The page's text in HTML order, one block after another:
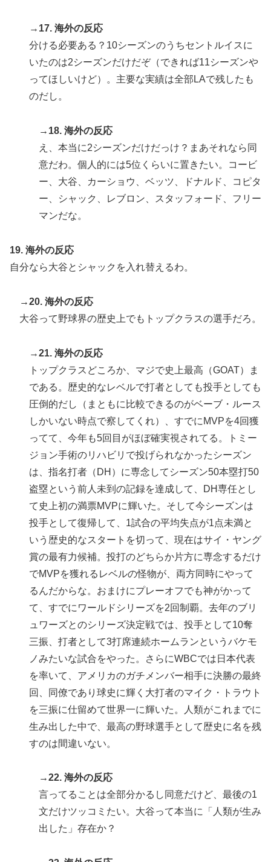
→17. 海外の反応
分ける必要ある？10シーズンのうちセントルイスに
いたのは2シーズンだけだぞ（できれば11シーズンや
ってほしいけど）。主要な実績は全部LAで残したも
のだし。
→18. 海外の反応
え、本当に2シーズンだけだっけ？まあそれなら同
意だわ。個人的には5位くらいに置きたい。コービ
ー、大谷、カーショウ、ベッツ、ドナルド、コピタ
ー、シャック、レブロン、スタッフォード、フリー
マンだな。
19. 海外の反応
自分なら大谷とシャックを入れ替えるわ。
→20. 海外の反応
大谷って野球界の歴史上でもトップクラスの選手だろ。
→21. 海外の反応
トップクラスどころか、マジで史上最高（GOAT）ま
である。歴史的なレベルで打者としても投手としても
圧倒的だし（まともに比較できるのがベーブ・ルース
しかいない時点で察してくれ）、すでにMVPを4回獲
ってて、今年も5回目がほぼ確実視されてる。トミー
ジョン手術のリハビリで投げられなかったシーズン
は、指名打者（DH）に専念してシーズン50本塁打50
盗塁という前人未到の記録を達成して、DH専任とし
て史上初の満票MVPに輝いた。そして今シーズンは
投手として復帰して、1試合の平均失点が1点未満と
いう歴史的なスタートを切って、現在はサイ・ヤング
賞の最有力候補。投打のどちらか片方に専念するだけ
でMVPを獲れるレベルの怪物が、両方同時にやって
るんだからな。おまけにプレーオフでも神がかって
て、すでにワールドシリーズを2回制覇。去年のブリ
ュワーズとのシリーズ決定戦では、投手として10奪
三振、打者として3打席連続ホームランというバケモ
ノみたいな試合をやった。さらにWBCでは日本代表
を率いて、アメリカのガチメンバー相手に決勝の最終
回、同僚であり球史に輝く大打者のマイク・トラウト
を三振に仕留めて世界一に輝いた。人類がこれまでに
生み出した中で、最高の野球選手として歴史に名を残
すのは間違いない。
→22. 海外の反応
言ってることは全部分かるし同意だけど、最後の1
文だけツッコミたい。大谷って本当に「人類が生み
出した」存在か？